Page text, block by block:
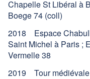
Chapelle St Libéral à
Boege 74 (coll)
2018 Espace
Saint Michel à Paris ;
Vermelle 38
2019 Tour médiévale